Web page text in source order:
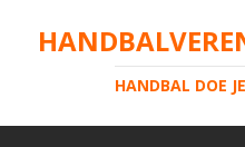
HANDBAL DOE